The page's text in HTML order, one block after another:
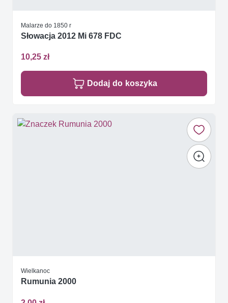
Malarze do 1850 r
Słowacja 2012 Mi 678 FDC
10,25 zł
Dodaj do koszyka
Wielkanoc
Rumunia 2000